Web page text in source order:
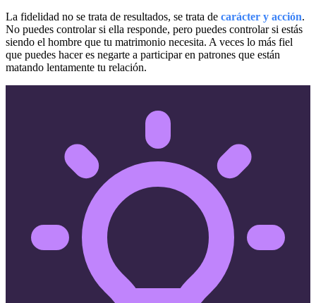
La fidelidad no se trata de resultados, se trata de carácter y acción.
No puedes controlar si ella responde, pero puedes controlar si estás
siendo el hombre que tu matrimonio necesita. A veces lo más fiel
que puedes hacer es negarte a participar en patrones que están
matando lentamente tu relación.